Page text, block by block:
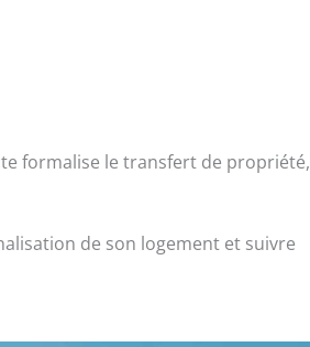
formalise le transfert de propriété,
de son logement et suivre